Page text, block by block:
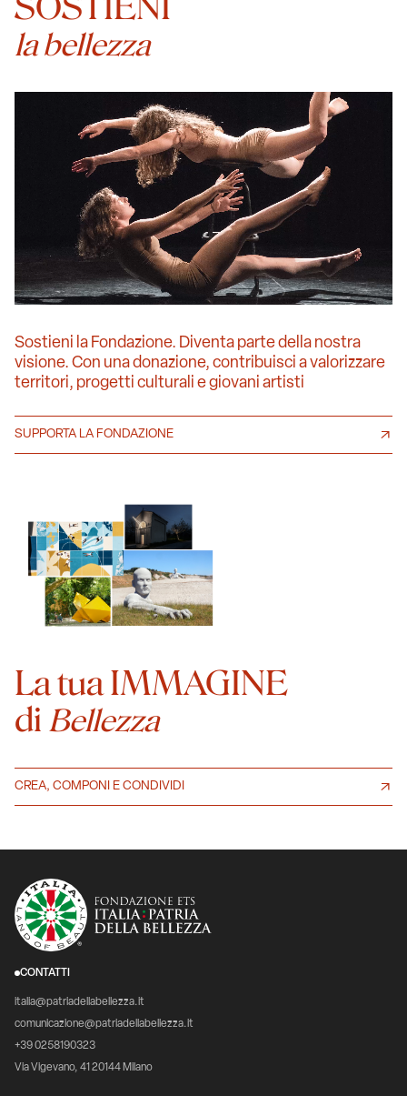
la bellezza
Sostieni la Fondazione. Diventa parte della nostra
visione. Con una donazione, contribuisci a valorizzare
territori, progetti culturali e giovani artisti
SUPPORTA LA FONDAZIONE
La tua IMMAGINE
di Bellezza
CREA, COMPONI E CONDIVIDI
CONTATTI
italia@patriadellabellezza.it
comunicazione@patriadellabellezza.it
+39 0258190323
Via Vigevano, 41 20144 Milano